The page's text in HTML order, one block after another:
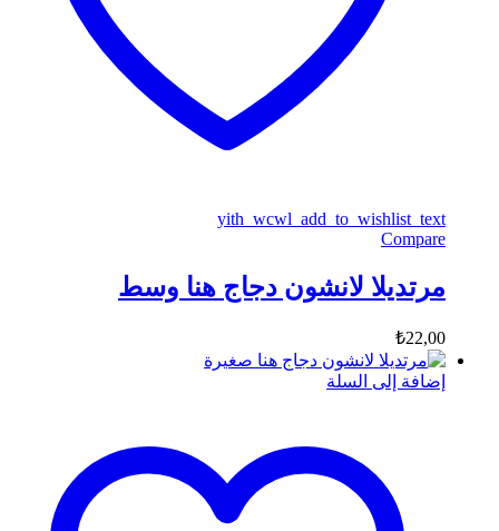
yith_wcwl_add_to_wishlist_text
Compare
مرتديلا لانشون دجاج هنا وسط
₺22,00
إضافة إلى السلة